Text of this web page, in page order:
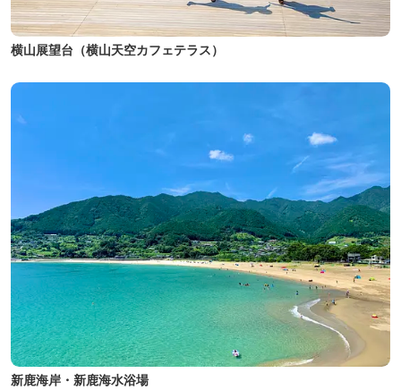
横山展望台（横山天空カフェテラス）
新鹿海岸・新鹿海水浴場